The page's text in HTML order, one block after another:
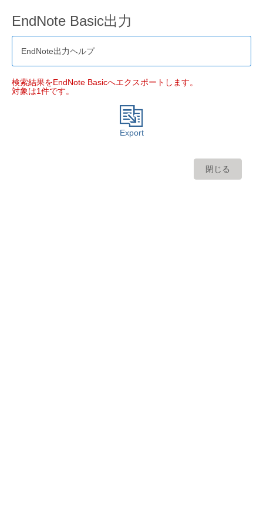
EndNote Basic出力
EndNote出力ヘルプ
検索結果をEndNote Basicへエクスポートします。
対象は1件です。
Export